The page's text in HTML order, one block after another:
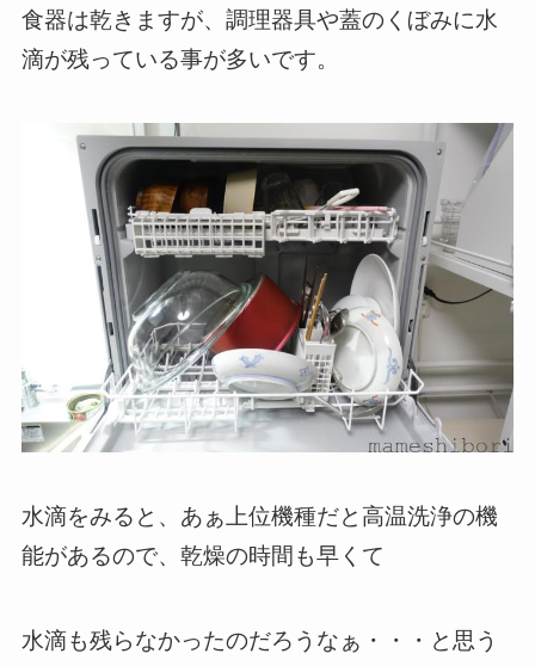
食器は乾きますが、調理器具や蓋のくぼみに水
滴が残っている事が多いです。
水滴をみると、あぁ上位機種だと高温洗浄の機
能があるので、乾燥の時間も早くて
水滴も残らなかったのだろうなぁ・・・と思う